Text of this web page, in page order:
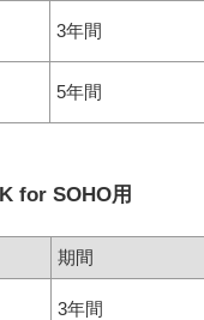
3年間
5年間
for SOHO用
期間
3年間